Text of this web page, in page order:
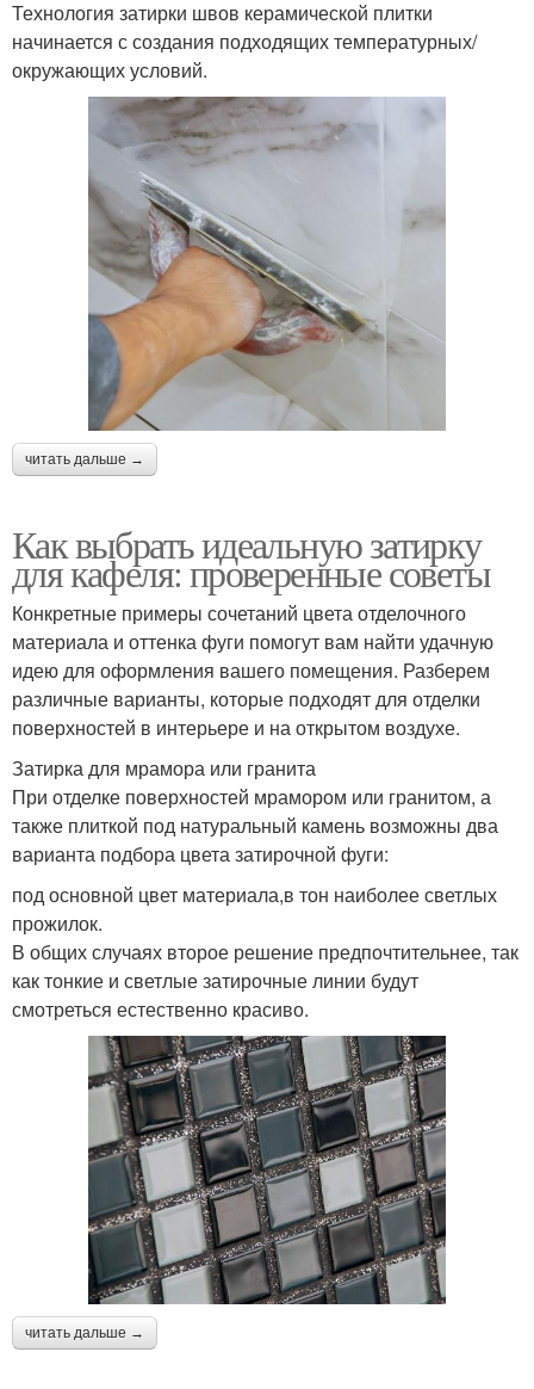
Технология затирки швов керамической плитки
начинается с создания подходящих температурных/
окружающих условий.
читать дальше →
Как выбрать идеальную затирку
для кафеля: проверенные советы
Конкретные примеры сочетаний цвета отделочного
материала и оттенка фуги помогут вам найти удачную
идею для оформления вашего помещения. Разберем
различные варианты, которые подходят для отделки
поверхностей в интерьере и на открытом воздухе.
Затирка для мрамора или гранита
При отделке поверхностей мрамором или гранитом, а
также плиткой под натуральный камень возможны два
варианта подбора цвета затирочной фуги:
под основной цвет материала,в тон наиболее светлых
прожилок.
В общих случаях второе решение предпочтительнее, так
как тонкие и светлые затирочные линии будут
смотреться естественно красиво.
читать дальше →